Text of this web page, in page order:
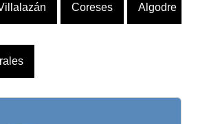
Coreses Algodre